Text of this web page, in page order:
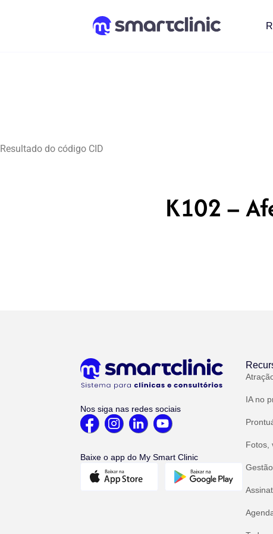
Resultado do código CID
K102 –
Nos siga nas redes sociais
Baixe o app do My Smart Clinic
IA no
Fotos,